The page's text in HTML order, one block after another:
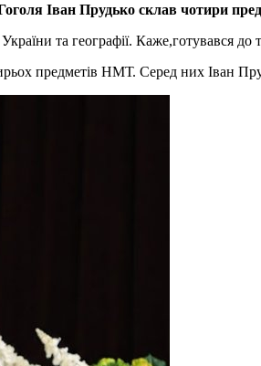
Іван Прудько склав чотири
та географії. Каже,готувався
предметів НМТ. Серед них Іван